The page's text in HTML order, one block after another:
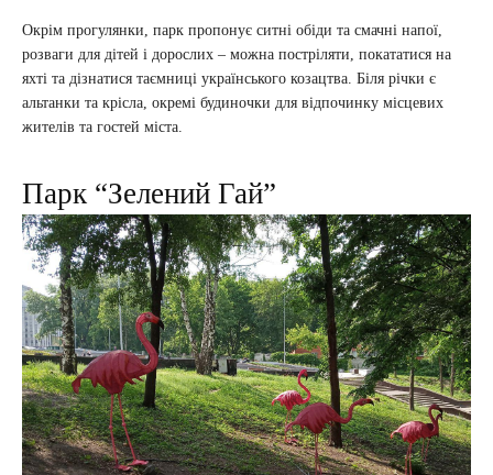
Окрім прогулянки, парк пропонує ситні обіди та смачні напої,
розваги для дітей і дорослих – можна постріляти, покататися на
яхті та дізнатися таємниці українського козацтва. Біля річки є
альтанки та крісла, окремі будиночки для відпочинку місцевих
жителів та гостей міста.
Парк “Зелений Гай”